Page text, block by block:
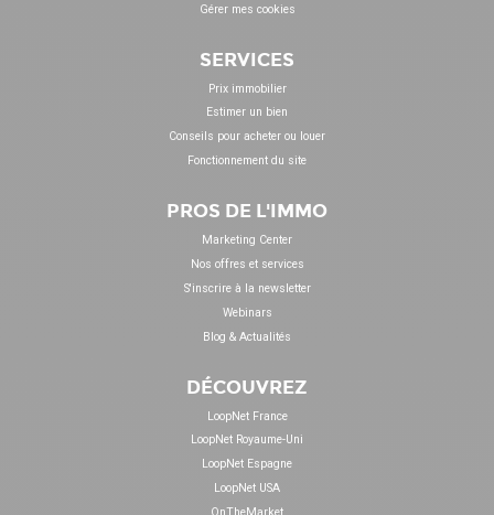
Gérer mes cookies
SERVICES
Prix immobilier
Estimer un bien
Conseils pour acheter ou louer
Fonctionnement du site
PROS DE L'IMMO
Marketing Center
Nos offres et services
S'inscrire à la newsletter
Webinars
Blog & Actualités
DÉCOUVREZ
LoopNet France
LoopNet Royaume-Uni
LoopNet Espagne
LoopNet USA